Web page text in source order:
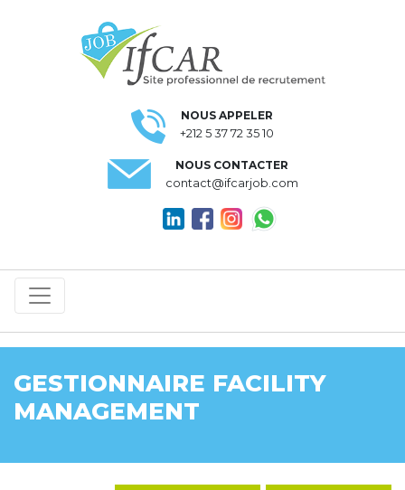
NOUS APPELER
+212 5 37 72 35 10
NOUS CONTACTER
contact@ifcarjob.com
GESTIONNAIRE FACILITY
MANAGEMENT